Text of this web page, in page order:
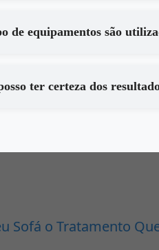
Sofá o Tratamento